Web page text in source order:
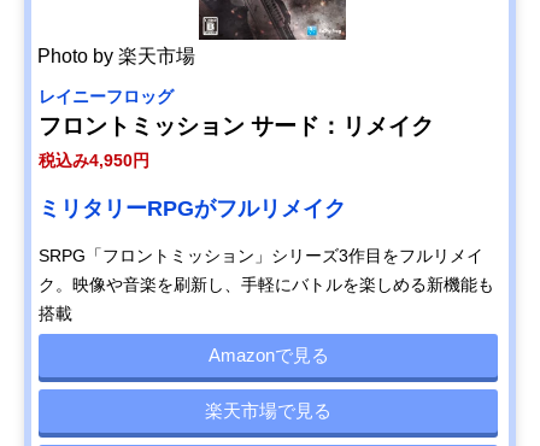
Photo by 楽天市場
レイニーフロッグ
フロントミッション サード：リメイク
税込み4,950円
ミリタリーRPGがフルリメイク
SRPG「フロントミッション」シリーズ3作目をフルリメイ
ク。映像や音楽を刷新し、手軽にバトルを楽しめる新機能も
搭載
Amazonで見る
楽天市場で見る